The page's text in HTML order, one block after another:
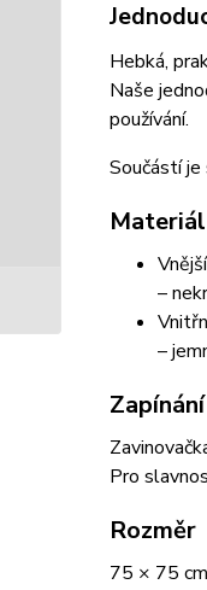
Hebká,
Naše
používání.
Součástí
Materiál
–
–
Zapínání
Pro
Rozměr
75 × 75 cm